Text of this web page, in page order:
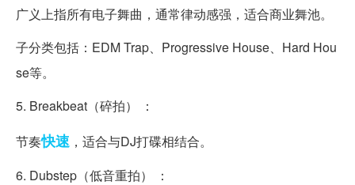
广义上指所有电子舞曲，通常律动感强，适合商业舞池。
子分类包括：EDM Trap、Progressive House、Hard Hou
se等。
5. Breakbeat（碎拍） ：
节奏快速 ，适合与DJ打碟相结合。
6. Dubstep（低音重拍） ：